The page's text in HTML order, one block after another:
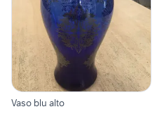
Vaso blu alto